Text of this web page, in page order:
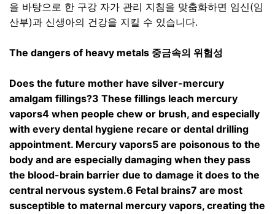
을 바탕으로 한 구강 자가 관리 지침을 맞춤화하면 임신(임
산부)과 신생아의 건강을 지킬 수 있습니다.
The dangers of heavy metals 중금속의 위험성
Does the future mother have silver-mercury
amalgam fillings?3 These fillings leach mercury
vapors4 when people chew or brush, and especially
with every dental hygiene recare or dental drilling
appointment. Mercury vapors5 are poisonous to the
body and are especially damaging when they pass
the blood-brain barrier due to damage it does to the
central nervous system.6 Fetal brains7 are most
susceptible to maternal mercury vapors, creating the